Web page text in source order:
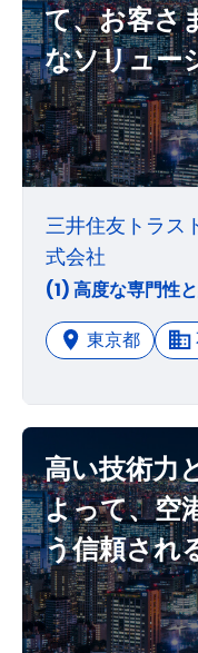
て、お客さ
なソリュー
三井住友トラス
式会社
東京都
高い技術力
よって、空
う信頼され